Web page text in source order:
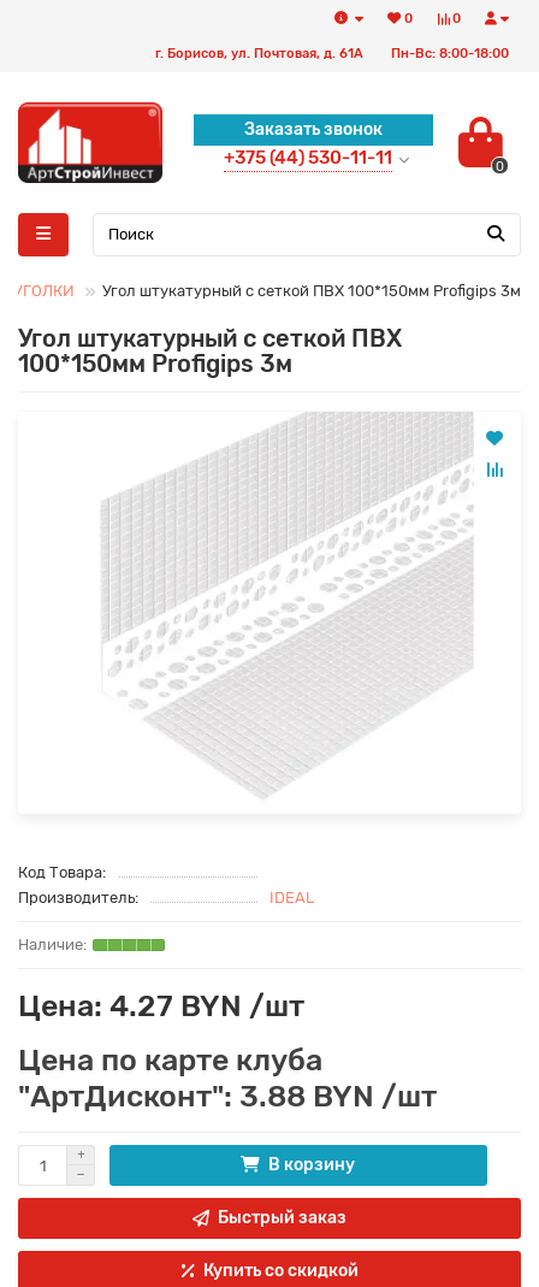
0
0
г. Борисов, ул. Почтовая, д. 61А Пн-Вс: 8:00-18:00
Заказать звонок
+375 (44) 530-11-11 0
УГОЛКИ Угол штукатурный с сеткой ПВХ 100*150мм Profigips 3м
Угол штукатурный с сеткой ПВХ
100*150мм Profigips 3м
Код Товара:
Производитель:
IDEAL
Цена: 4.27 BYN /шт
Цена по карте клуба
"АртДисконт": 3.88 BYN /шт
В корзину
Быстрый заказ
Купить со скидкой